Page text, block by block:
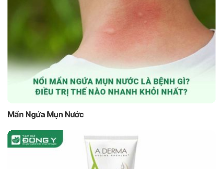
Mẩn Ngứa Mụn Nước